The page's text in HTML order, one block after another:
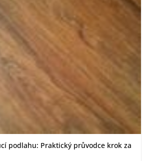
podlahu: Praktický průvodce krok za